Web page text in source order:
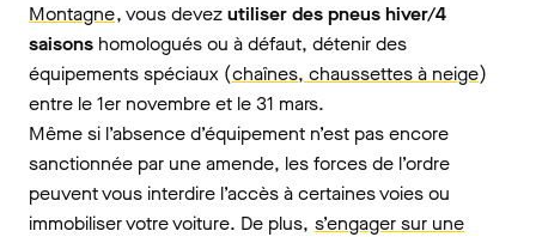
Montagne, vous devezutiliser des pneus hiver/4
saisons homologués ou à défaut, détenir des
équipements spéciaux (chaînes, chaussettes à neige)
entre le 1er novembre et le 31 mars.
Même si l’absence d’équipement n’est pas encore
sanctionnée par une amende, les forces de l’ordre
peuvent vous interdire l’accès à certaines voies ou
immobiliser votre voiture. De plus, s’engager sur une